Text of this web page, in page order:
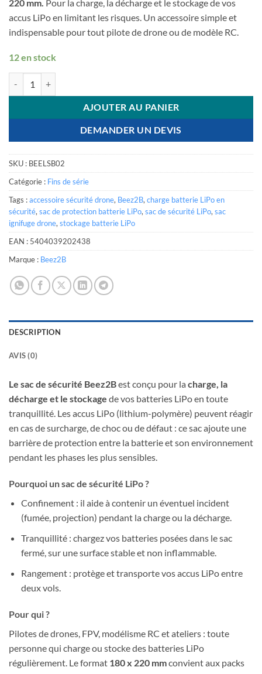
220 mm. Pour la charge, la décharge et le stockage de vos
accus LiPo en limitant les risques. Un accessoire simple et
indispensable pour tout pilote de drone ou de modèle RC.
12 en stock
AJOUTER AU PANIER
DEMANDER UN DEVIS
SKU : BEELSB02
Catégorie : Fins de série
Tags :accessoire sécurité drone, Beez2B, charge batterie LiPo en
sécurité, sac de protection batterie LiPo, sac de sécurité LiPo, sac
ignifuge drone, stockage batterie LiPo
EAN : 5404039202438
Marque : Beez2B
DESCRIPTION
AVIS (0)
Le sac de sécurité Beez2Best conçu pour la charge, la
décharge et le stockage de vos batteries LiPo en toute
tranquillité. Les accus LiPo (lithium-polymère) peuvent réagir
en cas de surcharge, de choc ou de défaut : ce sac ajoute une
barrière de protection entre la batterie et son environnement
pendant les phases les plus sensibles.
Pourquoi un sac de sécurité LiPo ?
Confinement : il aide à contenir un éventuel incident
(fumée, projection) pendant la charge ou la décharge.
Tranquillité : chargez vos batteries posées dans le sac
fermé, sur une surface stable et non inflammable.
Rangement : protège et transporte vos accus LiPo entre
deux vols.
Pour qui ?
Pilotes de drones, FPV, modélisme RC et ateliers : toute
personne qui charge ou stocke des batteries LiPo
régulièrement. Le format 180 x 220 mmconvient aux packs